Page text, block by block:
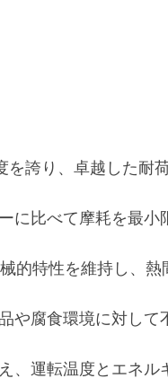
誇り、卓越した耐
比べて摩耗を最小
的特性を維持し、熱
や腐食環境に対して
、運転温度とエネル